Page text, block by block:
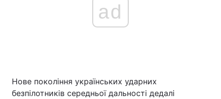
ad
Нове покоління українських ударних
безпілотників середньої дальності дедалі